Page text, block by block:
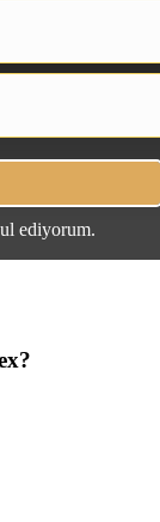
ediyorum.